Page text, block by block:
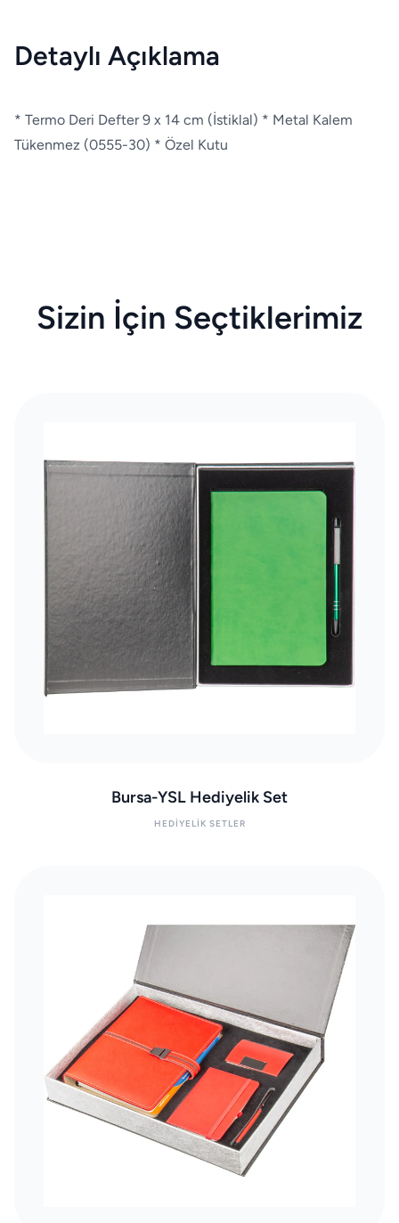
Detaylı Açıklama
* Termo Deri Defter 9 x 14 cm (İstiklal) * Metal Kalem
Tükenmez (0555-30) * Özel Kutu
Sizin İçin Seçtiklerimiz
Bursa-YSL Hediyelik Set
HEDIYELIK SETLER